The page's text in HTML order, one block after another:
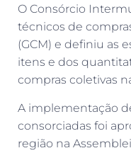
O Consórcio
técnicos de
(GCM) e definiu as
itens e dos
compras coletivas
A implementação
consorciadas foi
região na